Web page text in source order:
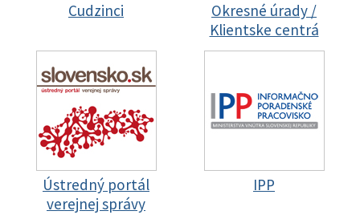
Cudzinci
Okresné úrady /
Klientske centrá
Ústredný portál
verejnej správy
IPP